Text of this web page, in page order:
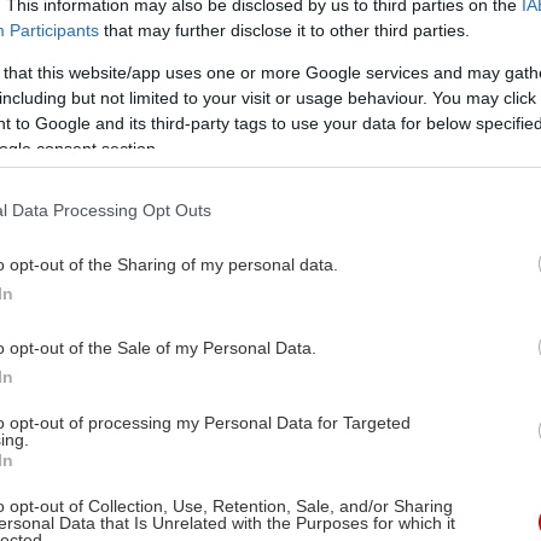
This information may also be disclosed by us to third parties on the
Participants that may further disclose it to other third parties.
that this website/app uses one or more Google services and may
but not limited to your visit or usage behaviour. You may
to Google and its third-party tags to use your data for below
consent section.
Data Processing Opt Outs
opt-out of the Sharing of my personal data.
opt-out of the Sale of my Personal Data.
opt-out of processing my Personal Data for Targeted
opt-out of Collection, Use, Retention, Sale, and/or Sharing
Data that Is Unrelated with the Purposes for which it
ηλεκτρικών αυτοκινήτων στην Ευρώπη.
προσιτά οχήματα με μηδενικές
ανάρτηση του Bloomberg.